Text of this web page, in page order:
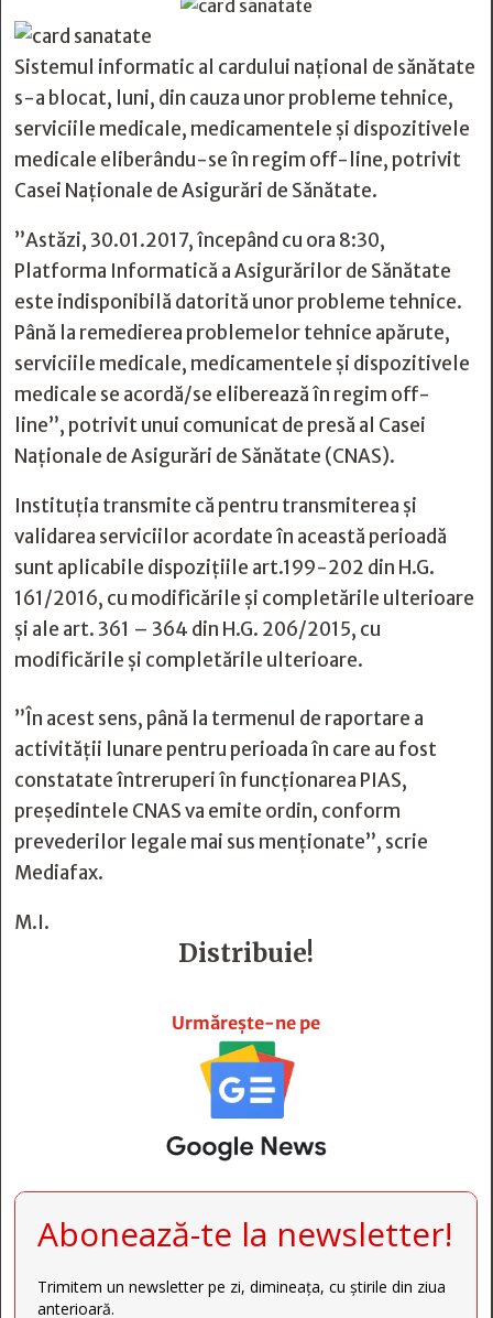
Sistemul informatic al cardului naţional de sănătate
s-a blocat, luni, din cauza unor probleme tehnice,
serviciile medicale, medicamentele şi dispozitivele
medicale eliberându-se în regim off-line, potrivit
Casei Naţionale de Asigurări de Sănătate.
”Astăzi, 30.01.2017, începând cu ora 8:30,
Platforma Informatică a Asigurărilor de Sănătate
este indisponibilă datorită unor probleme tehnice.
Până la remedierea problemelor tehnice apărute,
serviciile medicale, medicamentele şi dispozitivele
medicale se acordă/se eliberează în regim off-
line”, potrivit unui comunicat de presă al Casei
Naţionale de Asigurări de Sănătate (CNAS).
Instituţia transmite că pentru transmiterea şi
validarea serviciilor acordate în această perioadă
sunt aplicabile dispoziţiile art.199-202 din H.G.
161/2016, cu modificările şi completările ulterioare
şi ale art. 361 – 364 din H.G. 206/2015, cu
modificările şi completările ulterioare.
”În acest sens, până la termenul de raportare a
activităţii lunare pentru perioada în care au fost
constatate întreruperi în funcţionarea PIAS,
preşedintele CNAS va emite ordin, conform
prevederilor legale mai sus menţionate”, scrie
Mediafax.
M.I.
Distribuie!
Urmărește-ne pe
Abonează-te la newsletter!
Trimitem un newsletter pe zi, dimineața, cu știrile din ziua
anterioară.